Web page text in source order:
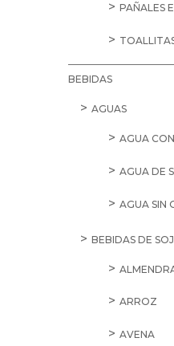
PAÑALES
BEBIDAS
AGUAS
AGUA
AGUA DE
AGUA SIN
BEBIDAS DE
ARROZ
AVENA